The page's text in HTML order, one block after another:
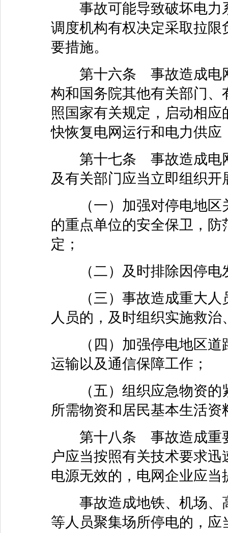
事故可能导致破坏电力
调度机构有权决定采取拉
要措施。
第十六条 事故造成电网
构和国务院其他有关部门
照国家有关规定，启动相
快恢复电网运行和电力供
第十七条 事故造成电网
及有关部门应当立即组织
（一）加强对停电地区
的重点单位的安全保卫，
定；
（二）及时排除因停电
（三）事故造成重大人
人员的，及时组织实施救
（四）加强停电地区道
运输以及通信保障工作；
（五）组织应急物资的
所需物资和居民基本生活资
第十八条 事故造成重要
户应当按照有关技术要求
电源无效的，电网企业应当
事故造成地铁、机场、
等人员聚集场所停电的，